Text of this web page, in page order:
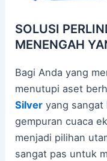
SOLUSI
MENENGAH
Bagi Anda yang
menutupi aset
Silver yang sangat
gempuran cuaca
menjadi pilihan
sangat pas untuk